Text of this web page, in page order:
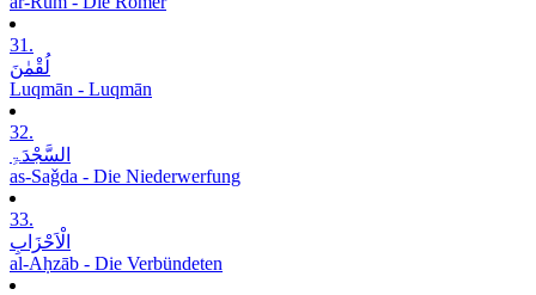
31.
لُقْمٰنَ
Luqmān - Luqmān
32.
السَّجْدَۃِ
as-Saǧda - Die Niederwerfung
33.
الْاَحْزَابِ
al-Aḥzāb - Die Verbündeten